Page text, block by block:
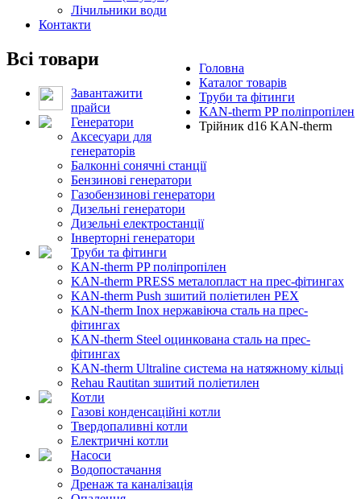
Лічильники води
Контакти
Головна
Каталог товарів
Труби та фітинги
KAN-therm PP поліпропілен
Трійник d16 KAN-therm
Всі товари
Завантажити
прайси
Генератори
Аксесуари для
генераторів
Балконні сонячні станції
Бензинові генератори
Газобензинові генератори
Дизельні генератори
Дизельні електростанції
Інверторні генератори
Труби та фітинги
KAN-therm PP поліпропілен
KAN-therm PRESS металопласт на прес-фітингах
KAN-therm Push зшитий поліетилен PEX
KAN-therm Inox нержавіюча сталь на прес-
фітингах
KAN-therm Steel оцинкована сталь на прес-
фітингах
KAN-therm Ultraline система на натяжному кільці
Rehau Rautitan зшитий поліетилен
Котли
Газові конденсаційні котли
Твердопаливні котли
Електричні котли
Насоси
Водопостачання
Дренаж та каналізація